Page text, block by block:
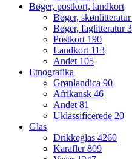
Bøger, postkort, landkort
Bøger, skønlitteratur
Bøger, faglitteratur
Postkort 190
Landkort 113
Andet 105
Etnografika
Grønlandica 90
Afrikansk 46
Andet 81
Uklassificerede 20
Glas
Drikkeglas 4260
Karafler809